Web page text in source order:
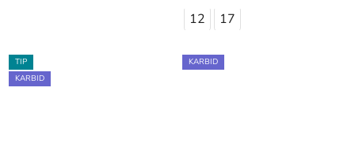
12 17
TIP
KARBID
KARBID